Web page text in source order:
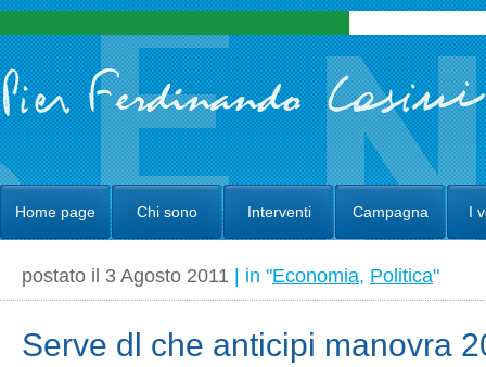
Home page Chi sono Interventi Campagna I
postato il 3 Agosto 2011 | in "Economia, Politica"
Serve dl che anticipi manovra